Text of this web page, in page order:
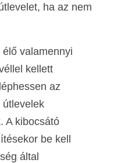
ha az nem
valamennyi
kellett
az
útlevelek
A kibocsátó
be kell
által